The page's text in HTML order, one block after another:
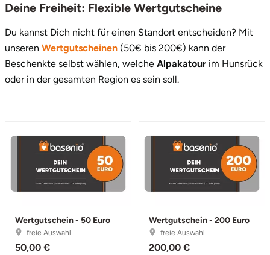
Deine Freiheit: Flexible Wertgutscheine
Du kannst Dich nicht für einen Standort entscheiden? Mit
unseren Wertgutscheinen (50€ bis 200€) kann der
Beschenkte selbst wählen, welche Alpakatour im Hunsrück
oder in der gesamten Region es sein soll.
Wertgutschein - 50 Euro
freie Auswahl
50,00 €
Wertgutschein - 200 Euro
freie Auswahl
200,00 €
Stade
Steinburg
Stendal
Stuttgart
Sulz am Neckar
Tannheimer Tal